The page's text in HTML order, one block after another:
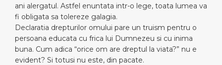
ani alergatul. Astfel enuntata intr-o lege, toata lumea va
fi obligata sa tolereze galagia.
Declaratia drepturilor omului pare un truism pentru o
persoana educata cu frica lui Dumnezeu si cu inima
buna. Cum adica “orice om are dreptul la viata?” nu e
evident? Si totusi nu este, din pacate.